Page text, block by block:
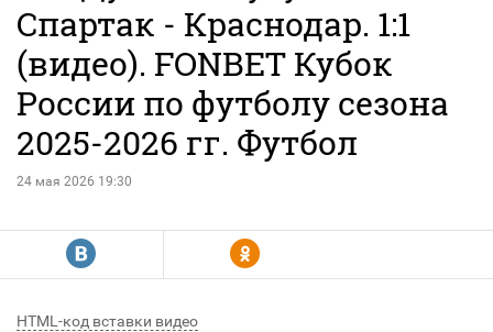
Спартак - Краснодар. 1:1
(видео). FONBET Кубок
России по футболу сезона
2025-2026 гг. Футбол
24 мая 2026 19:30
R Y
HTML-код вставки видео